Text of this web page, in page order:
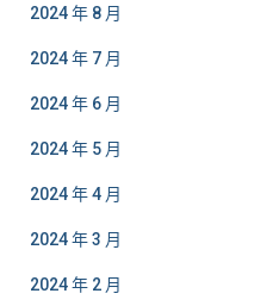
2024 年 8 月
2024 年 7 月
2024 年 6 月
2024 年 5 月
2024 年 4 月
2024 年 3 月
2024 年 2 月